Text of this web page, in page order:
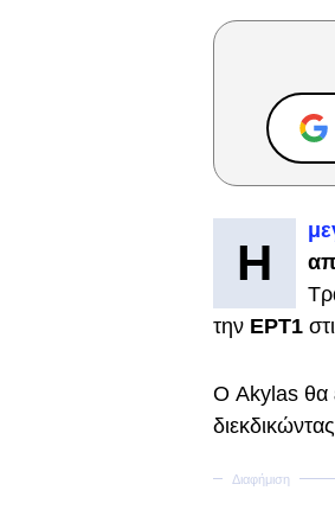
Η
την ΕΡΤ1
Ο Akylas θα